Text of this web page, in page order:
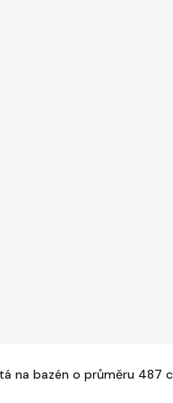
na bazén o průměru 487